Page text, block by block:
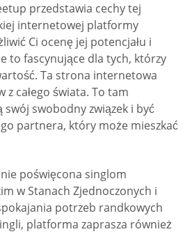
przedstawia cechy tej
internetowej platformy
Ci ocenę jej potencjału i
to fascynujące dla tych, którzy
Ta strona internetowa
z całego świata. To tam
swobodny związek i być
partnera, który może mieszkać
poświęcona singlom
w Stanach Zjednoczonych i
potrzeb randkowych
platforma zaprasza również